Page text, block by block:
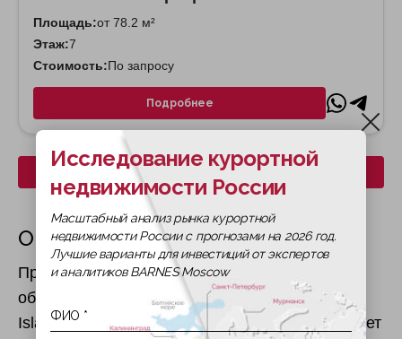
Площадь:от 78.2 м²
Этаж:7
Стоимость:По запросу
Подробнее
Скачать все планировки
О жилом комплексе
Проект Nawayef West, расположенный на
обширной территории острова Al Hudayriat
Island (площадь проекта 3400 га), представляет
Исследование курортной
недвижимости России
Масштабный анализ рынка курортной
недвижимости России с прогнозами на 2026 год.
Лучшие варианты для инвестиций от экспертов
и аналитиков BARNES Moscow